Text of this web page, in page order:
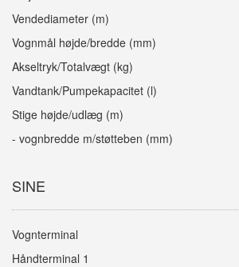
Vendediameter (m)
Vognmål højde/bredde (mm)
Akseltryk/Totalvægt (kg)
Vandtank/Pumpekapacitet (l)
Stige højde/udlæg (m)
- vognbredde m/støtteben (mm)
SINE
Vognterminal
Håndterminal 1